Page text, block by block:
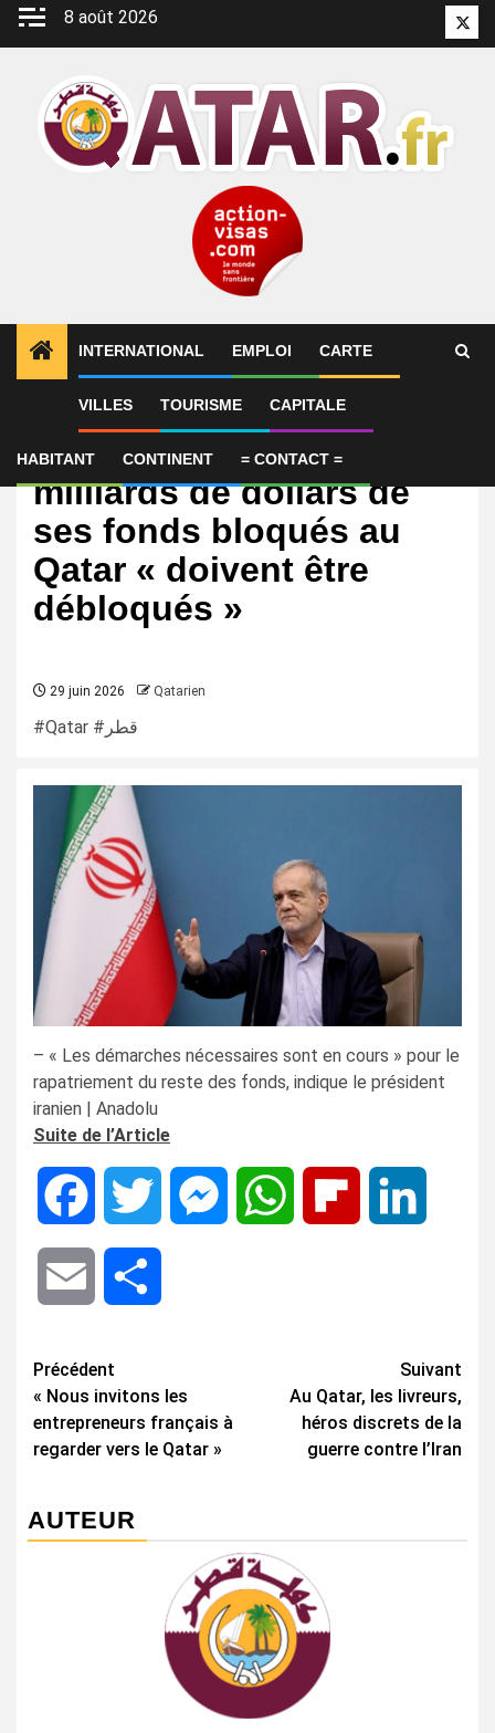
Aller
8 août 2026
INTERNATIONAL EMPLOI CARTE
VILLES TOURISME CAPITALE
HABITANT CONTINENT = CONTACT =
International
L’Iran affirme que 6
milliards de dollars de
ses fonds bloqués au
Qatar « doivent être
débloqués »
29 juin 2026 Qatarien
#Qatar #قطر
– « Les démarches nécessaires sont en cours » pour le
rapatriement du reste des fonds, indique le président
iranien | Anadolu
Suite de l’Article
Facebook Twitter MessengerWhatsApp Flipboard
Email
Navigation
d’article
Précédent
« Nous invitons les
entrepreneurs français à
regarder vers le Qatar »
Suivant
Au Qatar, les livreurs,
héros discrets de la
guerre contre l’Iran
AUTEUR